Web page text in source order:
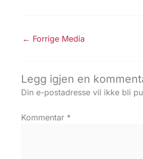
← Forrige Media
Legg igjen en
Din e-postadresse vil ikke bli
Kommentar *